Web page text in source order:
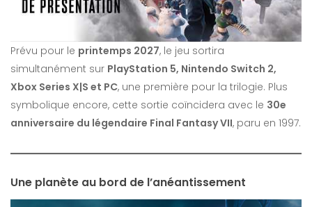
Prévu pour le printemps 2027, le jeu sortira
simultanément sur PlayStation 5, Nintendo Switch 2,
Xbox Series X|S et PC, une première pour la trilogie. Plus
symbolique encore, cette sortie coïncidera avec le 30e
anniversaire du légendaire Final Fantasy VII, paru en 1997.
Une planète au bord de l’anéantissement